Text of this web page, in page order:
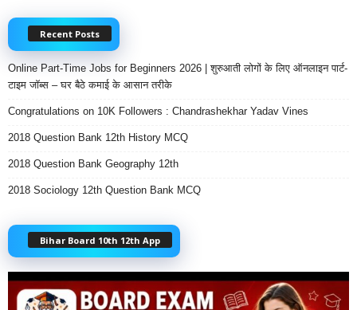
Recent Posts
Online Part-Time Jobs for Beginners 2026 | शुरुआती लोगों के लिए ऑनलाइन पार्ट-
टाइम जॉब्स – घर बैठे कमाई के आसान तरीके
Congratulations on 10K Followers : Chandrashekhar Yadav Vines
2018 Question Bank 12th History MCQ
2018 Question Bank Geography 12th
2018 Sociology 12th Question Bank MCQ
Bihar Board 10th 12th App